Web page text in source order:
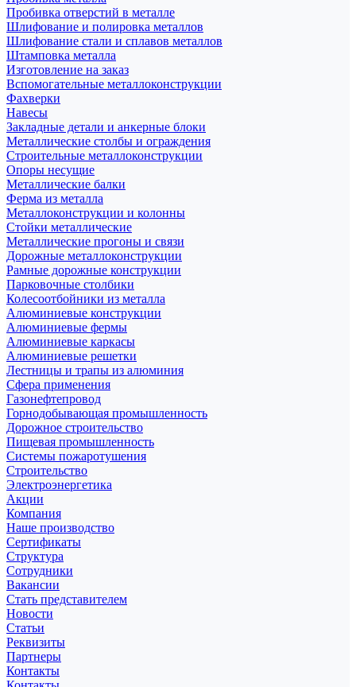
Пробивка отверстий в металле
Шлифование и полировка металлов
Шлифование стали и сплавов металлов
Штамповка металла
Изготовление на заказ
Вспомогательные металлоконструкции
Фахверки
Навесы
Закладные детали и анкерные блоки
Металлические столбы и ограждения
Строительные металлоконструкции
Опоры несущие
Металлические балки
Ферма из металла
Металлоконструкции и колонны
Стойки металлические
Металлические прогоны и связи
Дорожные металлоконструкции
Рамные дорожные конструкции
Парковочные столбики
Колесоотбойники из металла
Алюминиевые конструкции
Алюминиевые фермы
Алюминиевые каркасы
Алюминиевые решетки
Лестницы и трапы из алюминия
Сфера применения
Газонефтепровод
Горнодобывающая промышленность
Дорожное строительство
Пищевая промышленность
Системы пожаротушения
Строительство
Электроэнергетика
Акции
Компания
Наше производство
Сертификаты
Структура
Сотрудники
Вакансии
Стать представителем
Новости
Статьи
Реквизиты
Партнеры
Контакты